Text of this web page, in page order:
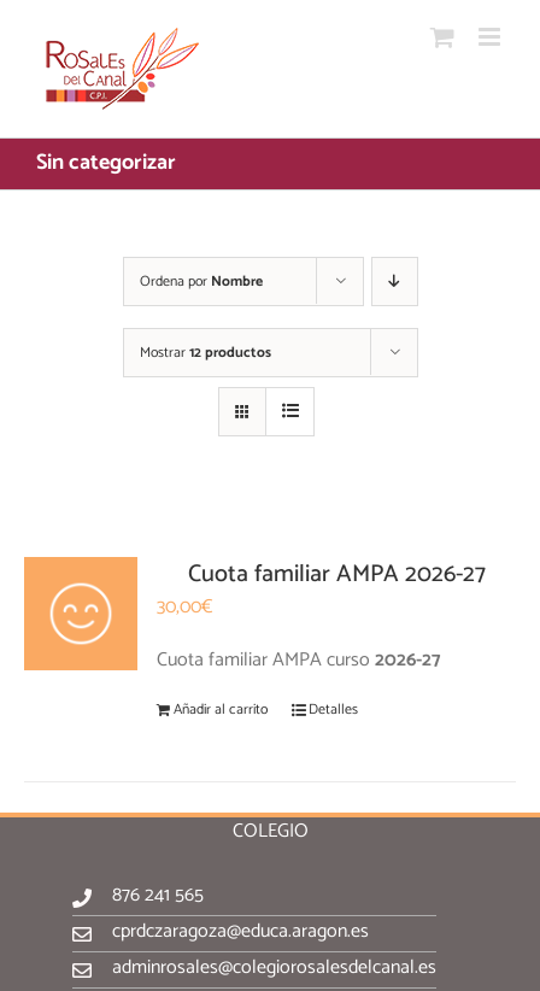
contenido
Sin categorizar
Ordena por Nombre
Mostrar12 productos
Cuota familiar AMPA 2026-27
30,00€
Cuota familiar AMPA curso2026-27
Añadir al carrito Detalles
COLEGIO
876 241 565
cprdczaragoza@educa.aragon.es
adminrosales@colegiorosalesdelcanal.es